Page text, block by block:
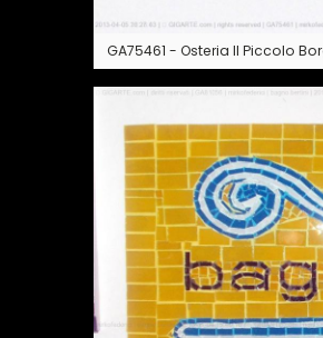
GA75461 - Osteria Il Piccolo